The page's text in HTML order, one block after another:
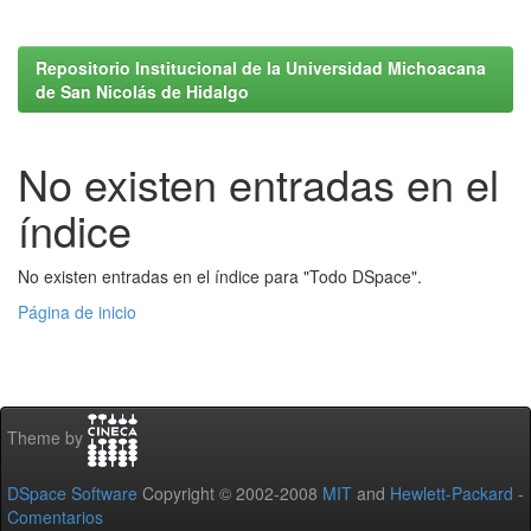
Repositorio Institucional de la Universidad Michoacana
de San Nicolás de Hidalgo
No existen entradas en el
índice
No existen entradas en el índice para "Todo DSpace".
Página de inicio
Theme by
DSpace Software Copyright © 2002-2008 MIT and Hewlett-Packard -
Comentarios